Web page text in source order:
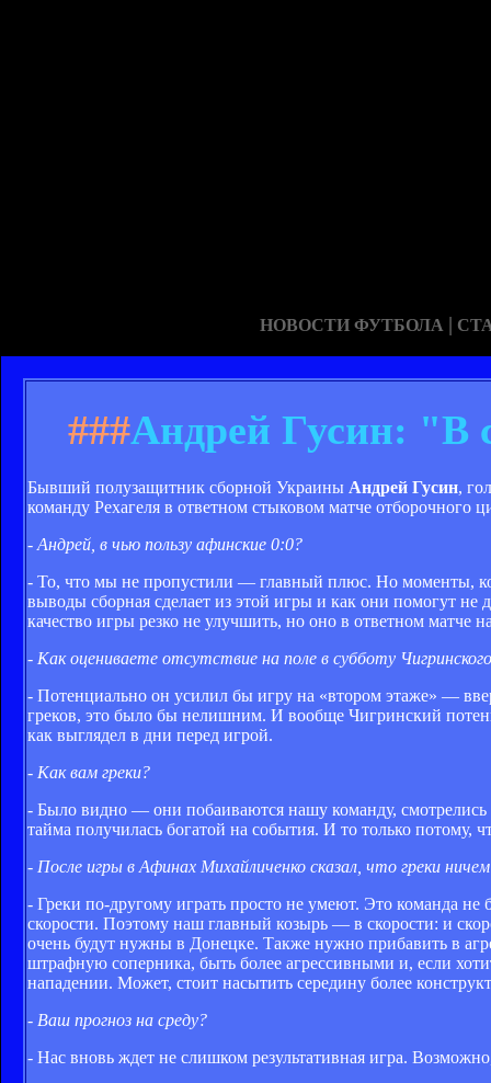
НОВОСТИ ФУТБОЛА |
###Андрей Гусин: "В
Бывший полузащитник сборной Украины Андрей Гусин,
команду Рехагеля в ответном стыковом матче отборочного
- Андрей, в чью пользу афинские 0:0?
- То, что мы не пропустили — главный плюс. Но моменты,
выводы сборная сделает из этой игры и как они помогут не
качество игры резко не улучшить, но оно в ответном матче
- Как оцениваете отсутствие на поле в субботу
- Потенциально он усилил бы игру на «втором этаже» —
греков, это было бы нелишним. И вообще Чигринский
как выглядел в дни перед игрой.
- Как вам греки?
- Было видно — они побаиваются нашу команду, смотрелись
тайма получилась богатой на события. И то только потому,
- После игры в Афинах Михайличенко сказал, что греки
- Греки по-другому играть просто не умеют. Это команда
скорости. Поэтому наш главный козырь — в скорости: и
очень будут нужны в Донецке. Также нужно прибавить в
штрафную соперника, быть более агрессивными и, если
нападении. Может, стоит насытить середину более
- Ваш прогноз на среду?
- Нас вновь ждет не слишком результативная игра.